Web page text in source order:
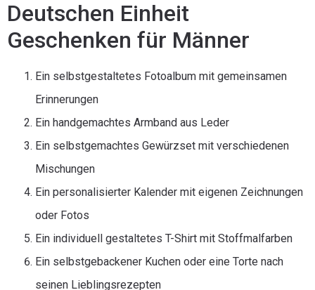
Deutschen Einheit
Geschenken für Männer
Ein selbstgestaltetes Fotoalbum mit gemeinsamen
Erinnerungen
Ein handgemachtes Armband aus Leder
Ein selbstgemachtes Gewürzset mit verschiedenen
Mischungen
Ein personalisierter Kalender mit eigenen Zeichnungen
oder Fotos
Ein individuell gestaltetes T-Shirt mit Stoffmalfarben
Ein selbstgebackener Kuchen oder eine Torte nach
seinen Lieblingsrezepten